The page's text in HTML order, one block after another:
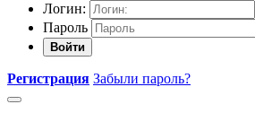
Логин:
Пароль
Войти
Регистрация Забыли пароль?